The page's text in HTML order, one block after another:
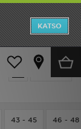
KATSO
Suodata
43 - 45 46 - 48